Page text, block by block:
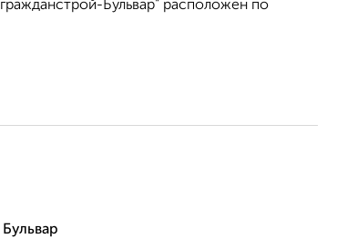
Бульвар" расположен по